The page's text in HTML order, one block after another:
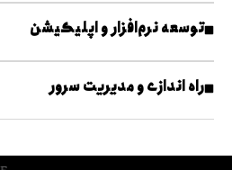
توسعه نرم‌افزار و اپلیکیشن
راه اندازی و مدیریت سرور